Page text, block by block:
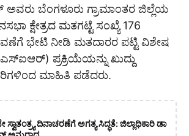
ಬೆಂಗಳೂರು ಗ್ರಾಮಾಂತರ ಜಿಲ್ಲೆಯ
ಕ್ಷೇತ್ರದ ಮತಗಟ್ಟೆ ಸಂಖ್ಯೆ 176
ಭೇಟಿ ನೀಡಿ ಮತದಾರರ ಪಟ್ಟಿ ವಿಶೇಷ
ಪ್ರಕ್ರಿಯೆಯನ್ನು ಖುದ್ದು
ಮಾಹಿತಿ ಪಡೆದರು.
ಸ್ವಾತಂತ್ರ್ಯ ದಿನಾಚರಣೆಗೆ ಅಗತ್ಯ ಸಿದ್ಧತೆ: ಜಿಲ್ಲಾಧಿಕಾರಿ ಡಾ